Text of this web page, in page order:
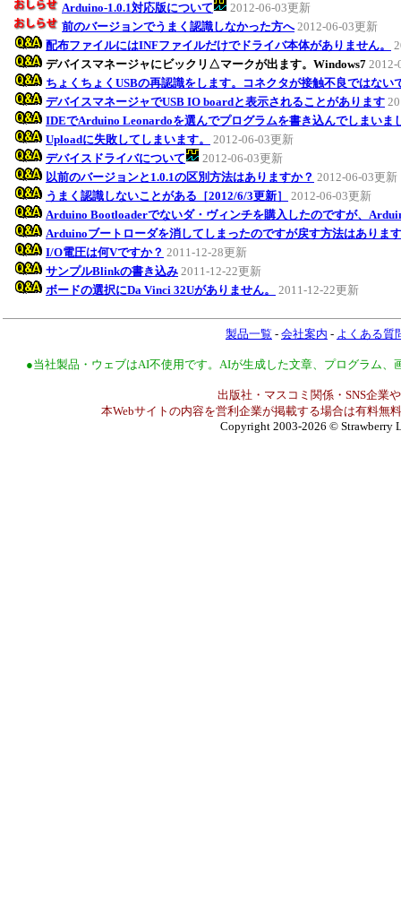
Arduino-1.0.1対応版について
2012-06-03更新
前のバージョンでうまく認識しなかった方へ 2012-06-03更新
配布ファイルにはINFファイルだけでドライバ本体がありません。
デバイスマネージャにビックリ△マークが出ます。Windows7 2012-
ちょくちょくUSBの再認識をします。コネクタが接触不良ではない
デバイスマネージャでUSB IO boardと表示されることがあります
IDEでArduino Leonardoを選んでプログラムを書き込んでしまいま
Uploadに失敗してしまいます。
2012-06-03更新
デバイスドライバについて
2012-06-03更新
以前のバージョンと1.0.1の区別方法はありますか？ 2012-06-03更新
うまく認識しないことがある［2012/6/3更新］
2012-06-03更新
Arduino Bootloaderでないダ・ヴィンチを購入したのですが、
Arduinoブートローダを消してしまったのですが戻す方法はありま
I/O電圧は何Vですか？ 2011-12-28更新
サンプルBlinkの書き込み 2011-12-22更新
ボードの選択にDa Vinci 32Uがありません。
2011-12-22更新
製品一覧 - 会社案内 - よくある質
●当社製品・ウェブはAI不使用です。AIが生成した文章、プログラム
出版社・マスコミ関係・SNS企業
本Webサイトの内容を営利企業が掲載する場合は有料無
Copyright 2003-2026 © Strawberry